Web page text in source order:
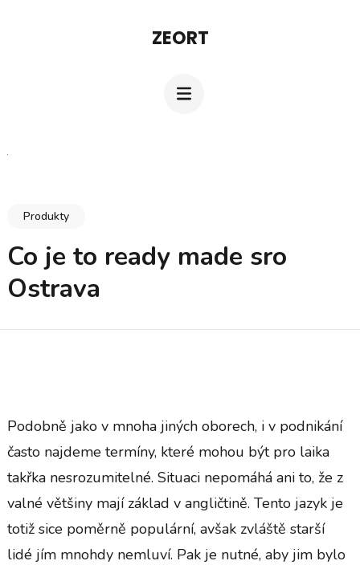
ZEORT
Produkty
Co je to ready made sro
Ostrava
Podobně jako v mnoha jiných oborech, i v podnikání
často najdeme termíny, které mohou být pro laika
takřka nesrozumitelné. Situaci nepomáhá ani to, že z
valné většiny mají základ v angličtině. Tento jazyk je
totiž sice poměrně populární, avšak zvláště starší
lidé jím mnohdy nemluví. Pak je nutné, aby jim bylo